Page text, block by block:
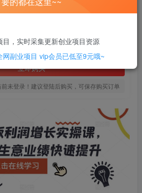
付费后查看
立即购买
未登录！建议登陆后购买，可保存购买订单
，实时采集更新创业项目资源
副业项目 vip会员已低至9元哦~